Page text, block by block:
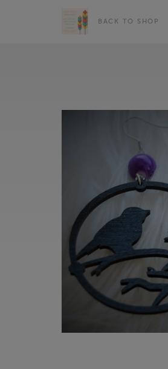
BACK TO SHOP